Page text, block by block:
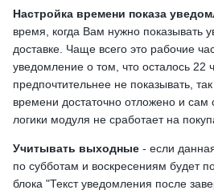
Настройка времени показа
время, когда Вам нужно показывать
доставке. Чаще всего это рабочие
уведомление о том, что осталось 22
предпочтительнее не показывать,
времени достаточно отложено и сам
логики модуля не сработает на
Учитывать выходные - если
по субботам и воскресениям будет
блока "Текст уведомления после